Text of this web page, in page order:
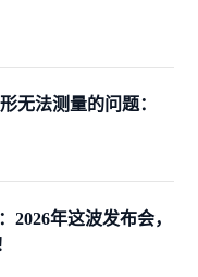
无法测量的问题：
2026年这波发布会，